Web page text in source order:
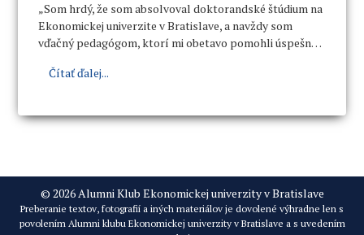
„Som hrdý, že som absolvoval doktorandské štúdium na
Ekonomickej univerzite v Bratislave, a navždy som
vďačný pedagógom, ktorí mi obetavo pomohli úspešne
pamäti obraz vysokokvalifikovaných pedagógov, ktorí
Čítať ďalej...
© 2026 Alumni Klub Ekonomickej univerzity v Bratislave
Preberanie textov, fotografií a iných materiálov je dovolené výhradne len s
povolením Alumni klubu Ekonomickej univerzity v Bratislave a s uvedením